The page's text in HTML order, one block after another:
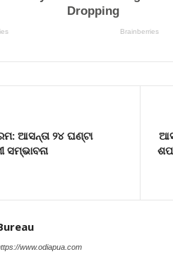
ଆସନ୍ତା ୨୪ ଘଣ୍ଟା
ସମ୍ଭାବନା
www.odiapua.com